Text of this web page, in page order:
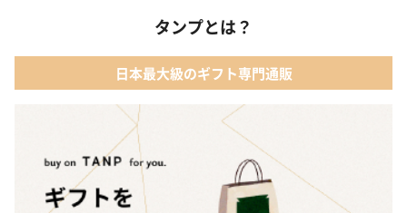
04 ファッション小物
05 入浴剤・バスケア
02 【名入れギフト】フラワーティントリップ［日本限定ピンクゴ
03 ショコラフレナチュール
04 ＜クランチチョコレート＞ダーク＆ミルク＆キャラメル＆ホワ
イト 60g
05 葉山のショコラ・カロ＜4個入＞
タンプとは？
日本最大級のギフト専門通販